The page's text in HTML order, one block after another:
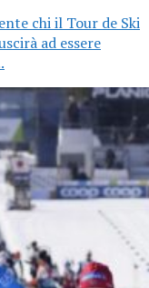
chi il Tour de Ski
ad essere